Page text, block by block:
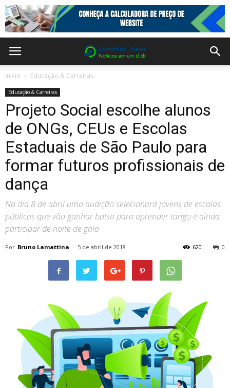
Inicio Educação & Carreiras
Educação & Carreiras
Projeto Social escolhe alunos
de ONGs, CEUs e Escolas
Estaduais de São Paulo para
formar futuros profissionais de
dança
No dia 8 de abril uma audição selecionará jovens de escolas
públicas que vão ganhar bolsa para aprender tango e ainda
participar de noite de gala
Por Bruno Lamattina - 5 de abril de 2018 0
620